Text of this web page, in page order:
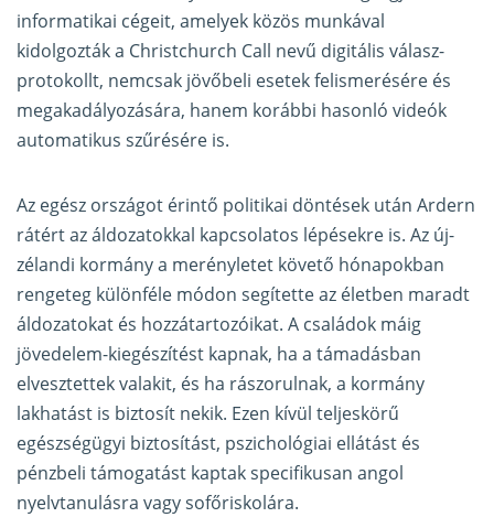
informatikai cégeit, amelyek közös munkával
kidolgozták a Christchurch Call nevű digitális válasz-
protokollt, nemcsak jövőbeli esetek felismerésére és
megakadályozására, hanem korábbi hasonló videók
automatikus szűrésére is.
Az egész országot érintő politikai döntések után Ardern
rátért az áldozatokkal kapcsolatos lépésekre is. Az új-
zélandi kormány a merényletet követő hónapokban
rengeteg különféle módon segítette az életben maradt
áldozatokat és hozzátartozóikat. A családok máig
jövedelem-kiegészítést kapnak, ha a támadásban
elvesztettek valakit, és ha rászorulnak, a kormány
lakhatást is biztosít nekik. Ezen kívül teljeskörű
egészségügyi biztosítást, pszichológiai ellátást és
pénzbeli támogatást kaptak specifikusan angol
nyelvtanulásra vagy sofőriskolára.